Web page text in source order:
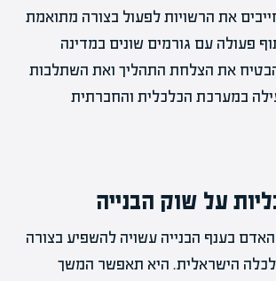
את הרשויות לפעול בצורה מתואמת
פעולה עם גורמים שונים במדינה
את הצלחת התהליך ואת השתלבות
במערכת הכלכלית והחברתית
על שוק הבנייה
בענף הבנייה עשויה להשפיע בצורה
הישראלית. היא תאפשר המשך